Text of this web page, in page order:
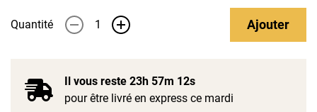
Quantité - + Ajouter
Il vous reste 23h 57m 12s
pour être livré en express ce mardi